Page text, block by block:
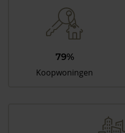
79%
Koopwoningen